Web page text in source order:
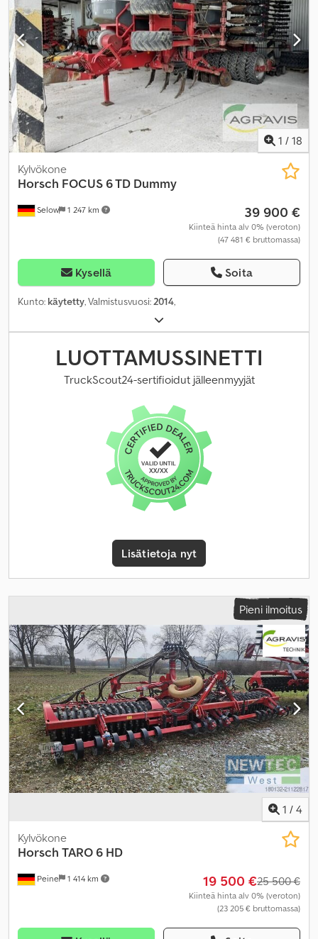
1 / 18
Selow 1 247 km
Kylvökone
Horsch FOCUS 6 TD Dummy
39 900 €
Kiinteä hinta alv 0% (veroton)
(47 481 € bruttomassa)
Kysellä Soita
Kunto: käytetty, Valmistusvuosi:2014,
LUOTTAMUSSINETTI
TruckScout24-sertifioidut jälleenmyyjät
Lisätietoja nyt
Pieni ilmoitus
1 / 4
Peine 1 414 km
Kylvökone
Horsch TARO 6 HD
19 500 €25 500 €
Kiinteä hinta alv 0% (veroton)
(23 205 € bruttomassa)